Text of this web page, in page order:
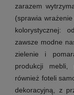
zarazem
(sprawia
kolorystycznej:
zawsze modne
zielenie i
produkcji
również foteli
dekoracyjną, z